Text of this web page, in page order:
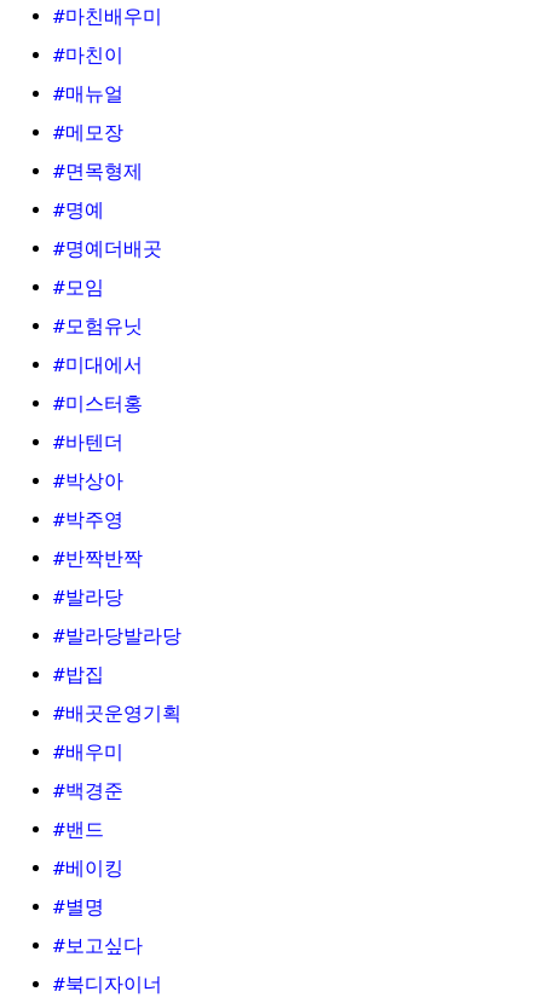
#마친배우미
#마친이
#매뉴얼
#메모장
#면목형제
#명예
#명예더배곳
#모임
#모험유닛
#미대에서
#미스터홍
#바텐더
#박상아
#박주영
#반짝반짝
#발라당
#발라당발라당
#밥집
#배곳운영기획
#배우미
#백경준
#밴드
#베이킹
#별명
#보고싶다
#북디자이너